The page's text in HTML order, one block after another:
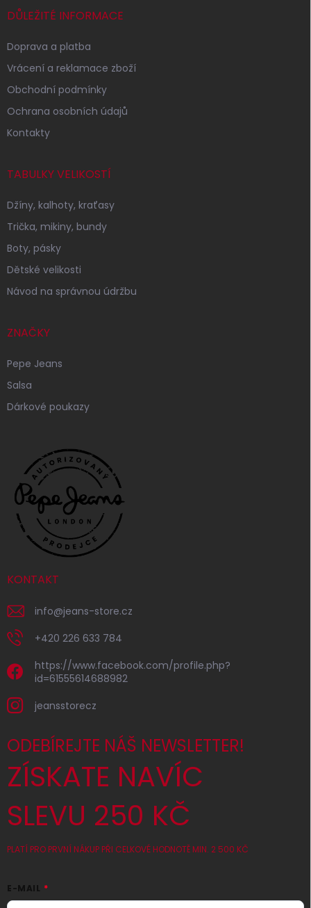
DŮLEŽITÉ INFORMACE
Doprava a platba
Vrácení a reklamace zboží
Obchodní podmínky
Ochrana osobních údajů
Kontakty
TABULKY VELIKOSTÍ
Džíny, kalhoty, kraťasy
Trička, mikiny, bundy
Boty, pásky
Dětské velikosti
Návod na správnou údržbu
ZNAČKY
Pepe Jeans
Salsa
Dárkové poukazy
KONTAKT
info@jeans-store.cz
+420 226 633 784
https://www.facebook.com/profile.php?
id=61555614688982
jeansstorecz
ODEBÍREJTE NÁŠ NEWSLETTER!
ZÍSKATE NAVÍC
SLEVU 250 KČ
PLATÍ PRO PRVNÍ NÁKUP PŘI CELKOVÉ HODNOTĚ MIN. 2 500 KČ
E-MAIL